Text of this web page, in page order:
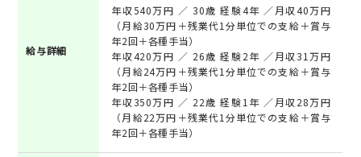
給与詳細
年収540万円 ／ 30歳 経験4年 ／月収40万円
（月給30万円＋残業代1分単位での支給＋賞与
年2回＋各種手当）
年収420万円 ／ 26歳 経験2年 ／月収31万円
（月給24万円＋残業代1分単位での支給＋賞与
年2回＋各種手当）
年収350万円 ／ 22歳 経験1年 ／月収28万円
（月給22万円＋残業代1分単位での支給＋賞与
年2回＋各種手当）